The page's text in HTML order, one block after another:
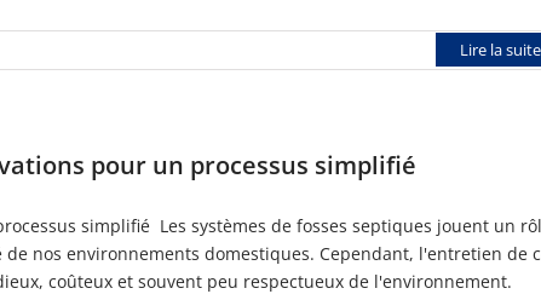
Lire la suite
pour un processus simplifié
simplifié Les systèmes de fosses septiques jouent un
nos environnements domestiques. Cependant, l'entretien de
coûteux et souvent peu respectueux de l'environnement.